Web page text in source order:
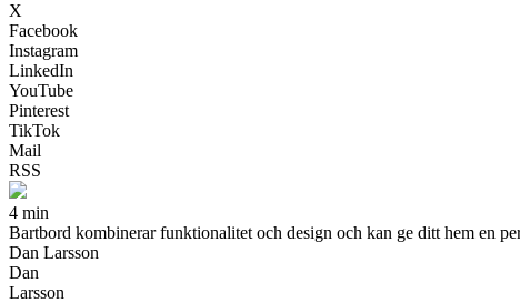
X
Facebook
Instagram
LinkedIn
YouTube
Pinterest
TikTok
Mail
RSS
4 min
Bartbord kombinerar funktionalitet och design och kan ge ditt hem en
Dan Larsson
Dan
Larsson